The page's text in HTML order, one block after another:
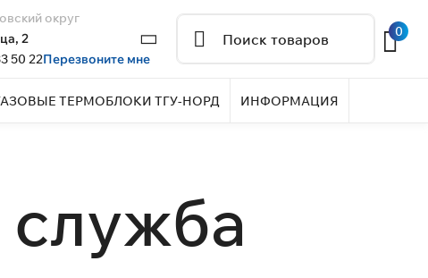
округ
2
50 22Перезвоните мне
0
ТЕРМОБЛОКИ ТГУ-НОРД ИНФОРМАЦИЯ